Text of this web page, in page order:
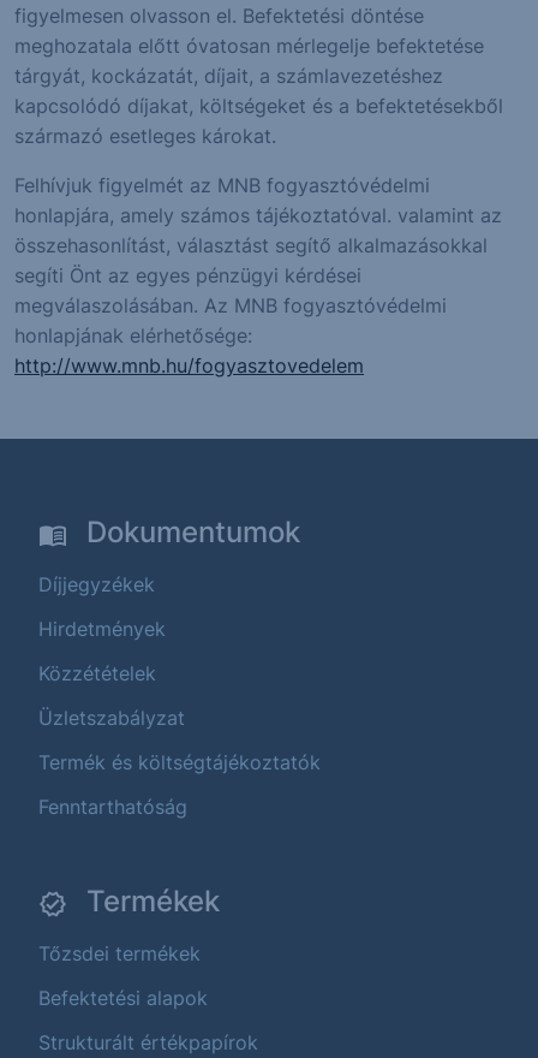
figyelmesen olvasson el. Befektetési döntése
meghozatala előtt óvatosan mérlegelje befektetése
tárgyát, kockázatát, díjait, a számlavezetéshez
kapcsolódó díjakat, költségeket és a befektetésekből
származó esetleges károkat.
Felhívjuk figyelmét az MNB fogyasztóvédelmi
honlapjára, amely számos tájékoztatóval. valamint az
összehasonlítást, választást segítő alkalmazásokkal
segíti Önt az egyes pénzügyi kérdései
megválaszolásában. Az MNB fogyasztóvédelmi
honlapjának elérhetősége:
http://www.mnb.hu/fogyasztovedelem
Dokumentumok
Díjjegyzékek
Hirdetmények
Közzétételek
Üzletszabályzat
Termék és költségtájékoztatók
Fenntarthatóság
Termékek
Tőzsdei termékek
Befektetési alapok
Strukturált értékpapírok